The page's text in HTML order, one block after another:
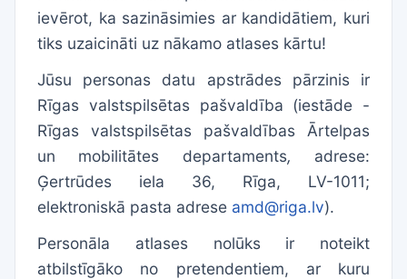
ievērot, ka sazināsimies ar kandidātiem, kuri
tiks uzaicināti uz nākamo atlases kārtu!
Jūsu personas datu apstrādes pārzinis ir
Rīgas valstspilsētas pašvaldība (iestāde -
Rīgas valstspilsētas pašvaldības Ārtelpas
un mobilitātes departaments, adrese:
Ģertrūdes iela 36, Rīga, LV-1011;
elektroniskā pasta adrese amd@riga.lv).
Personāla atlases nolūks ir noteikt
atbilstīgāko no pretendentiem, ar kuru